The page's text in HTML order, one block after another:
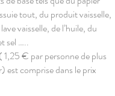
tout, du produit vaisselle,
vaisselle, de l’huile, du
sel …..
1,25 € par personne de plus
est comprise dans le prix